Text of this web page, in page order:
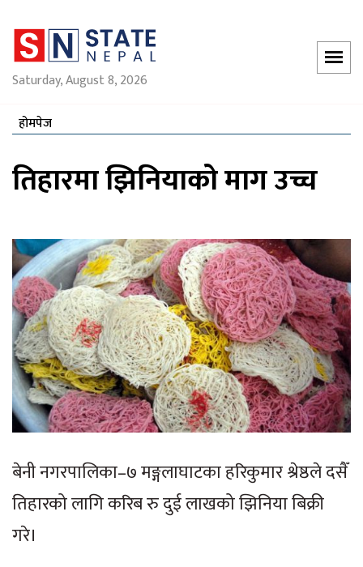
Saturday, August 8, 2026
होमपेज
तिहारमा झिनियाको माग उच्च
बेनी नगरपालिका–७ मङ्गलाघाटका हरिकुमार श्रेष्ठले दसैँ
तिहारको लागि करिब रु दुई लाखको झिनिया बिक्री
गरे।